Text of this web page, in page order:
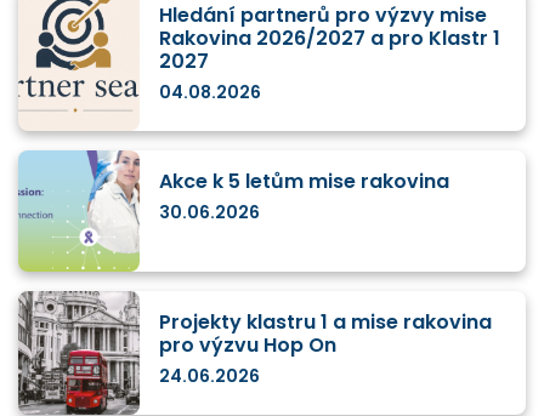
Hledání partnerů pro výzvy mise
Rakovina 2026/2027 a pro Klastr 1
2027
04.08.2026
Akce k 5 letům mise rakovina
30.06.2026
Projekty klastru 1 a mise rakovina
pro výzvu Hop On
24.06.2026